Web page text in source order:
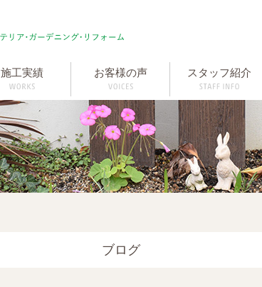
施工実績 お客様の声 スタッフ紹介
ブログ